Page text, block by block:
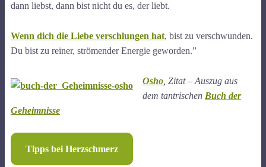
dann liebst, dann bist nicht du es, der liebt.
Wenn dich die Liebe verschlungen hat, bist zu verschwunden.
Du bist zu reiner, strömender Energie geworden.”
Osho , Zitat – Auszug aus
dem tantrischen Buch der
Geheimnisse
Tipps bei Herzschmerz